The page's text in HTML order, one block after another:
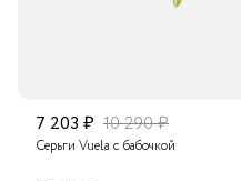
7 203 ₽ 10 290 ₽
Серьги Vuela с бабочкой